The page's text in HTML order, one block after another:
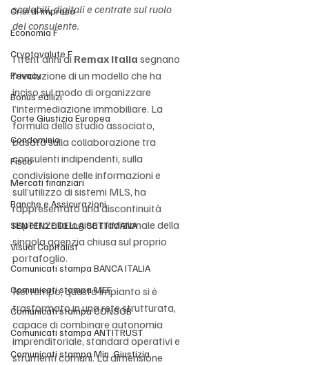
Crisi di impresa
Economia F
Cryptovalute F
Privacy
Bonus edilizi
Corte Giustizia Europea
Condominio
Fisco
Mercati finanziari
Banche e Assicurazioni
SENTENZE DELLA SETTIMANA
Visual Capitalist
Comunicati stampa BANCA ITALIA
Comunicati stampa MEF
Comunicati stampa CONSOB
Comunicati stampa ANTITRUST
Comunicati stampa Min. Giustizia
scalabili, digitali e centrate sul ruolo
del consulente.
I trent’anni di Remax Italia segnano
l’evoluzione di un modello che ha
inciso sul modo di organizzare
l’intermediazione immobiliare. La
formula dello studio associato,
basata sulla collaborazione tra
consulenti indipendenti, sulla
condivisione delle informazioni e
sull’utilizzo di sistemi MLS, ha
rappresentato una discontinuità
rispetto alla logica tradizionale della
singola agenzia chiusa sul proprio
portafoglio.
Nel tempo, questo impianto si è
trasformato in una rete strutturata,
capace di combinare autonomia
imprenditoriale, standard operativi e
strumenti comuni. La dimensione